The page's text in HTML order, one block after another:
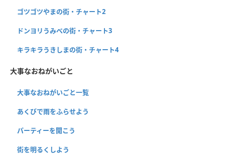
ゴツゴツやまの街・チャート2
ドンヨリうみべの街・チャート3
キラキラうきしまの街・チャート4
大事なおねがいごと
大事なおねがいごと一覧
あくびで雨をふらせよう
パーティーを開こう
街を明るくしよう